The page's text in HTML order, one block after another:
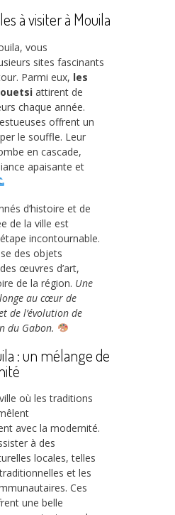
à visiter à Mouila
vous
sites fascinants
Parmi eux, les
attirent de
chaque année.
offrent un
le souffle. Leur
en cascade,
apaisante et
d’histoire et de
de la ville est
incontournable.
des objets
œuvres d’art,
de la région. Une
au cœur de
de l’évolution de
du Gabon.
: un mélange de
où les traditions
avec la modernité.
à des
locales, telles
et les
Ces
une belle